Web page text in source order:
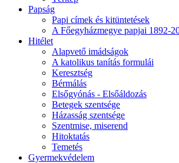
Papság
Papi címek és kitüntetések
A Főegyházmegye papjai 1892-
Hitélet
Alapvető imádságok
A katolikus tanítás formulái
Keresztség
Bérmálás
Elsőgyónás - Elsőáldozás
Betegek szentsége
Házasság szentsége
Szentmise, miserend
Hitoktatás
Temetés
Gyermekvédelem